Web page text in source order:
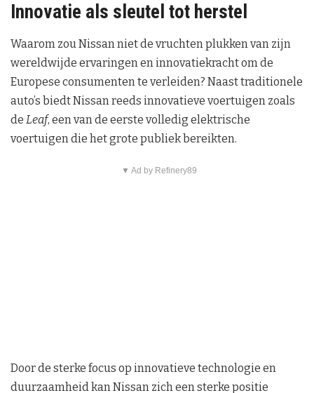
Innovatie als sleutel tot herstel
Waarom zou Nissan niet de vruchten plukken van zijn
wereldwijde ervaringen en innovatiekracht om de
Europese consumenten te verleiden? Naast traditionele
auto’s biedt Nissan reeds innovatieve voertuigen zoals
de Leaf, een van de eerste volledig elektrische
voertuigen die het grote publiek bereikten.
▼ Ad by Refinery89
Door de sterke focus op innovatieve technologie en
duurzaamheid kan Nissan zich een sterke positie